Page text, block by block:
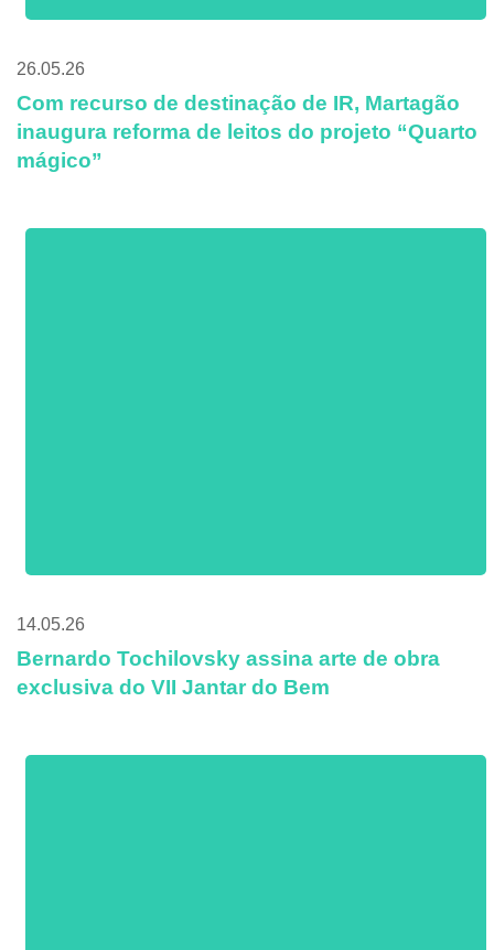
26.05.26
Com recurso de destinação de IR, Martagão
inaugura reforma de leitos do projeto “Quarto
mágico”
14.05.26
Bernardo Tochilovsky assina arte de obra
exclusiva do VII Jantar do Bem